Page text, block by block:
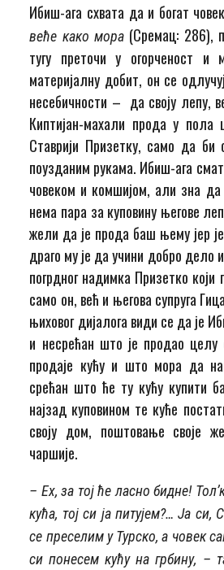
Ибиш-ага схвата да и богат
веће како мора (Сремац: 286),
тугу преточи у огорченост
материјалну добит, он се
несебичности – да своју лепу,
Киптијан-махали прода у пола
Ставрији Призетку, само да
поузданим рукама. Ибиш-ага
човеком и комшијом, али зна
нема пара за куповину његове
же­ли да је прода баш њему јер
драго му је да учини добро дело
погрдног надимка Призетко који
само он, већ и ње­гова супруга
њиховог дијалога види се да је
и несрећан што је продао целу
про­даје кућу и што мо­ра да
срећан што ће ту кућу купити
нај­зад куповином те куће
своју дом, по­што­вање своје
чаршије.
– Ех, за тој ће ласно бидне!
кућа, тој си ја питујем?… Ја си,
се преселим у Турско, а човек
си понесем кућу на грбину, –